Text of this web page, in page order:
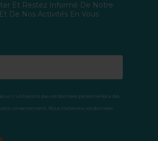
Et Restez Informé De Notre
De Nos Activités En Vous
n'utiliserons pas vos données personnelles à des
consentement. Nous traiterons vos données